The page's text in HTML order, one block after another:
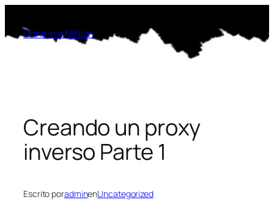
contenido
Done in a Million
Creando un proxy
inverso Parte 1
Escrito poradminenUncategorized